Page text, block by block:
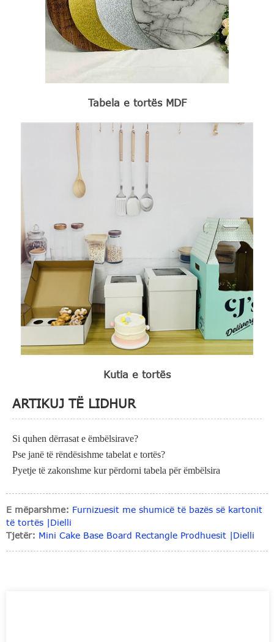
Tabela e tortës MDF
Kutia e tortës
ARTIKUJ TË LIDHUR
Si quhen dërrasat e ëmbëlsirave?
Pse janë të rëndësishme tabelat e tortës?
Pyetje të zakonshme kur përdorni tabela për ëmbëlsira
E mëparshme: Furnizuesit me shumicë të bazës së kartonit
të tortës |Dielli
Tjetër: Mini Cake Base Board Rectangle Prodhuesit |Dielli